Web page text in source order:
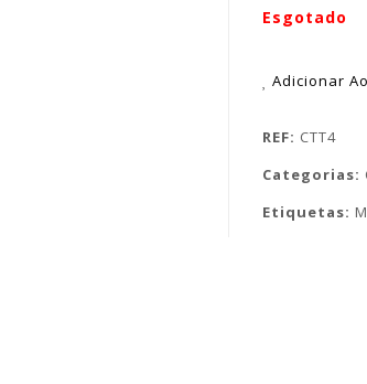
Esgotado
Adicionar
REF: CTT4
Categorias:
Etiquetas: